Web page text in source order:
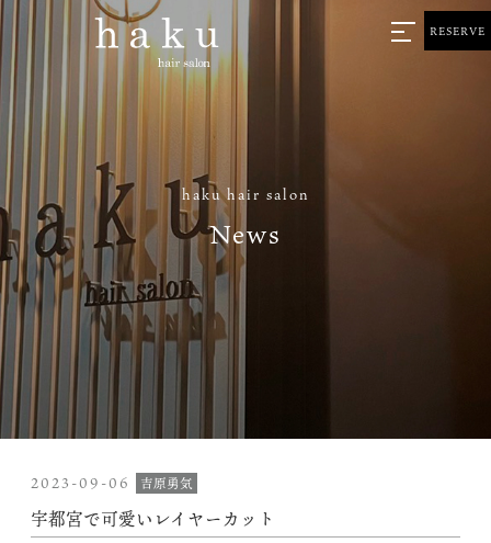
haku hair salon
News
RESERVE
2023-09-06 吉原勇気
宇都宮で可愛いレイヤーカット︎